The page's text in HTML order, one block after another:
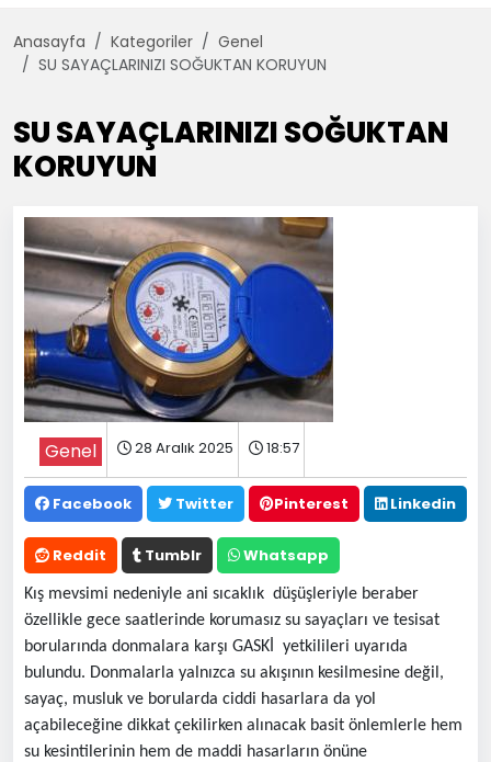
Anasayfa Kategoriler
Genel
SU SAYAÇLARINIZI SOĞUKTAN KORUYUN
SU SAYAÇLARINIZI SOĞUKTAN
KORUYUN
Genel 28 Aralık 2025 18:57
Facebook Twitter Pinterest Linkedin
Reddit Tumblr Whatsapp
Kış mevsimi nedeniyle ani sıcaklık düşüşleriyle beraber
özellikle gece saatlerinde korumasız su sayaçları ve tesisat
borularında donmalara karşı GASKİ yetkilileri uyarıda
bulundu. Donmalarla yalnızca su akışının kesilmesine değil,
sayaç, musluk ve borularda ciddi hasarlara da yol
açabileceğine dikkat çekilirken alınacak basit önlemlerle hem
su kesintilerinin hem de maddi hasarların önüne